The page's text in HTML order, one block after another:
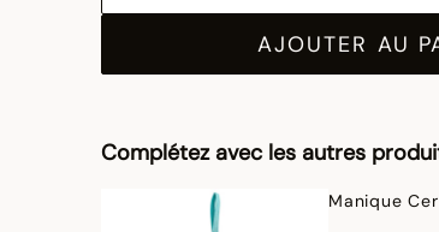
AJOUTER AU
Complétez avec les autres
Manique